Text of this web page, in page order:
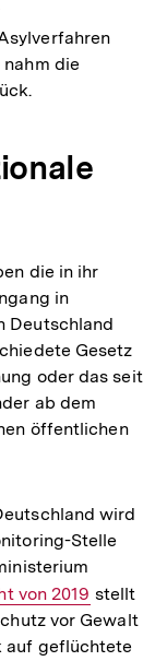
nahm die
die in ihr
in
Deutschland
Gesetz
oder das seit
ab dem
öffentlichen
wird
Stelle
von 2019 stellt
vor Gewalt
auf geflüchtete